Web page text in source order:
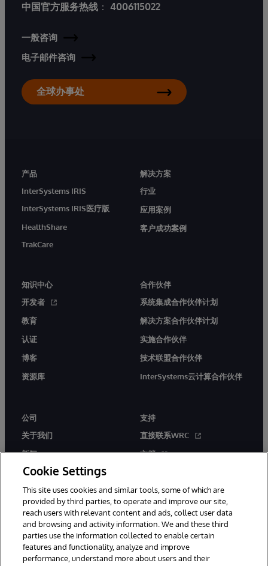
中国官方服务热线 ： 4006115022
一般咨询
电子邮件咨询
全球办事处
产品
InterSystems IRIS
InterSystems IRIS医疗版
HealthShare
TrakCare
解决方案
行业
应用案例
客户成功案例
知识中心
开发者
教育
认证
博客
资源库
合作伙伴
系统集成合作伙伴计划
解决方案合作伙伴计划
实施合作伙伴
技术联盟合作伙伴
InterSystems云计算合作伙伴
公司
关于我们
新闻
活动
工作机会
支持
直接联系WRC
文档
Cookie Settings
This site uses cookies and similar tools, some of which are
provided by third parties, to operate and improve our site,
reach users with relevant content and ads, collect user data
and browsing and activity information. We and these third
parties use the information collected to enable certain
features and functionality, analyze and improve
performance, understand more about users and their